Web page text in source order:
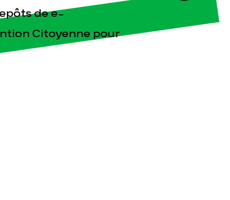
de e-
Citoyenne pour